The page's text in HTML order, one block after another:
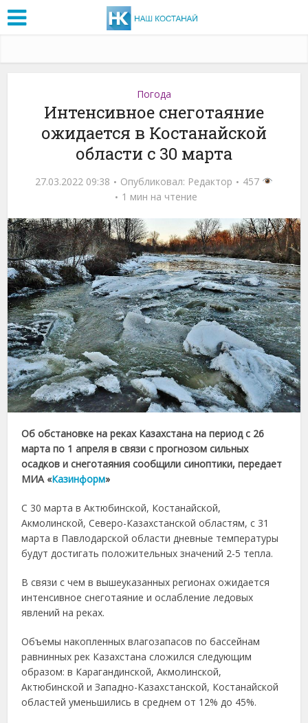
Погода
Интенсивное снеготаяние
ожидается в Костанайской
области с 30 марта
27.03.2022 09:38 Опубликовал: Редактор
457
1 мин на чтение
Об обстановке на реках Казахстана на период с 26
марта по 1 апреля в связи с прогнозом сильных
осадков и снеготаяния сообщили синоптики, передает
МИА «Казинформ»
С 30 марта в Актюбинской, Костанайской,
Акмолинской, Северо-Казахстанской областям, с 31
марта в Павлодарской области дневные температуры
будут достигать положительных значений 2-5 тепла.
В связи с чем в вышеуказанных регионах ожидается
интенсивное снеготаяние и ослабление ледовых
явлений на реках.
Объемы накопленных влагозапасов по бассейнам
равнинных рек Казахстана сложился следующим
образом: в Карагандинской, Акмолинской,
Актюбинской и Западно-Казахстанской, Костанайской
областей уменьшились в среднем от 12% до 45%.